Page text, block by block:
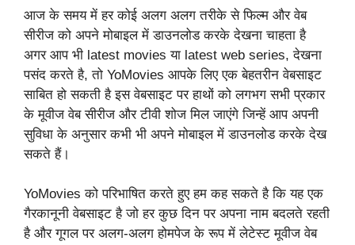
आज के समय में हर कोई अलग अलग तरीके से फिल्म और वेब
सीरीज को अपने मोबाइल में डाउनलोड करके देखना चाहता है
अगर आप भी latest movies या latest web series, देखना
पसंद करते है, तो YoMovies आपके लिए एक बेहतरीन वेबसाइट
साबित हो सकती है इस वेबसाइट पर हाथों को लगभग सभी प्रकार
के मूवीज वेब सीरीज और टीवी शोज मिल जाएंगे जिन्हें आप अपनी
सुविधा के अनुसार कभी भी अपने मोबाइल में डाउनलोड करके देख
सकते हैं।
YoMovies को परिभाषित करते हुए हम कह सकते है कि यह एक
गैरकानूनी वेबसाइट है जो हर कुछ दिन पर अपना नाम बदलते रहती
है और गूगल पर अलग-अलग होमपेज के रूप में लेटेस्ट मूवीज वेब